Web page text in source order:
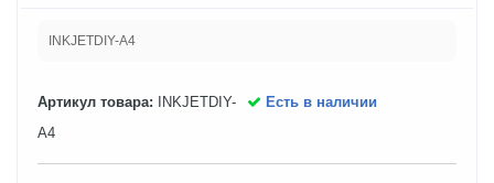
INKJETDIY-A4
Артикул товара:
INKJETDIY-
A4
Есть в наличии